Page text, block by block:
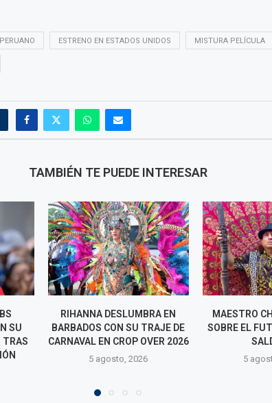
ESTRENO EN ESTADOS UNIDOS MISTURA PELÍCULA
TAMBIÉN TE PUEDE INTERESAR
EN
DE
2026
MAESTRO CHUNGA HABLA
SOBRE EL FUTURO DE NALDY
SALDAÑA
5 agosto, 2026
PERÚ
LOS LATIN
5